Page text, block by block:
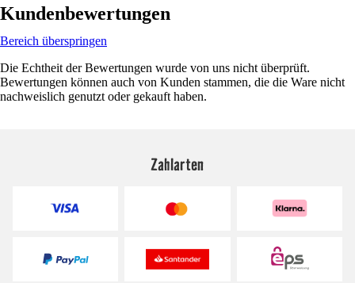
Kundenbewertungen
Bereich überspringen
Die Echtheit der Bewertungen wurde von uns nicht überprüft.
Bewertungen können auch von Kunden stammen, die die Ware nicht
nachweislich genutzt oder gekauft haben.
Zahlarten